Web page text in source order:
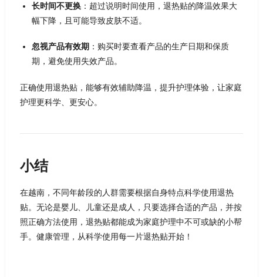
长时间不更换：超过说明时间使用，退热贴的降温效果大
幅下降，且可能导致皮肤不适。
忽视产品有效期 ：购买时要查看产品的生产日期和保质
期，避免使用失效产品。
正确使用退热贴，能够有效辅助降温，提升护理体验，让家庭
护理更科学、更安心。
小结
在越南，不同年龄段的人群需要根据自身特点科学使用退热
贴。无论是婴儿、儿童还是成人，只要选择合适的产品，并按
照正确方法使用，退热贴都能成为家庭护理中不可或缺的小帮
手。健康管理，从科学使用每一片退热贴开始！